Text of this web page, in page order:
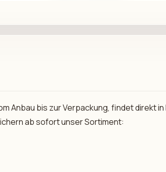
Anbau bis zur Verpackung, findet direkt
ab sofort unser Sortiment: